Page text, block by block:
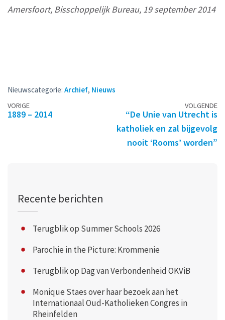
Amersfoort, Bisschoppelijk Bureau, 19 september 2014
Nieuwscategorie: Archief, Nieuws
Berichtennavigatie
VORIGE
1889 – 2014
VOLGENDE
“De Unie van Utrecht is
katholiek en zal bijgevolg
nooit ‘Rooms’ worden”
Recente berichten
Terugblik op Summer Schools 2026
Parochie in the Picture: Krommenie
Terugblik op Dag van Verbondenheid OKViB
Monique Staes over haar bezoek aan het
Internationaal Oud-Katholieken Congres in
Rheinfelden